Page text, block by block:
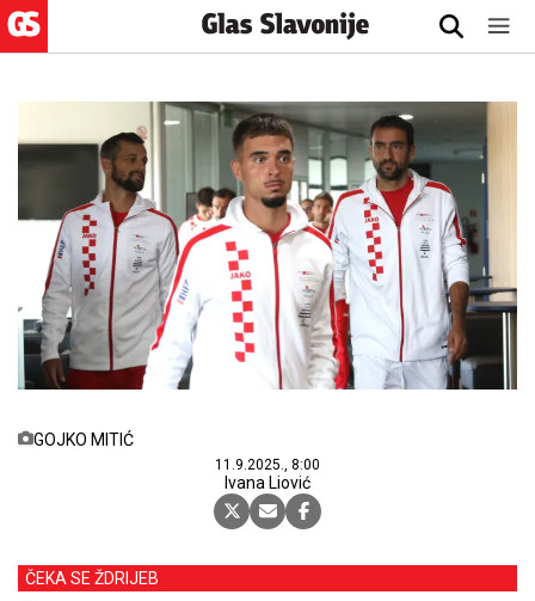
GOJKO MITIĆ
11.9.2025., 8:00
Ivana Liović
ČEKA SE ŽDRIJEB